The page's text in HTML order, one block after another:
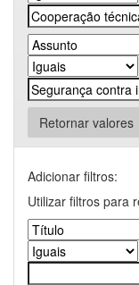
Retornar valores
Adicionar filtros:
Utilizar filtros para